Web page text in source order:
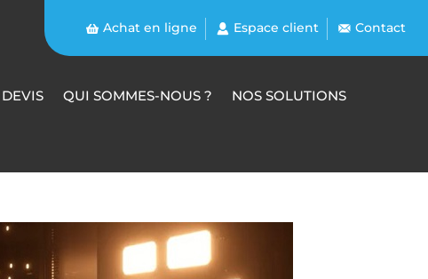
Achat en ligne Espace client Contact
QUI SOMMES-NOUS ? NOS SOLUTIONS